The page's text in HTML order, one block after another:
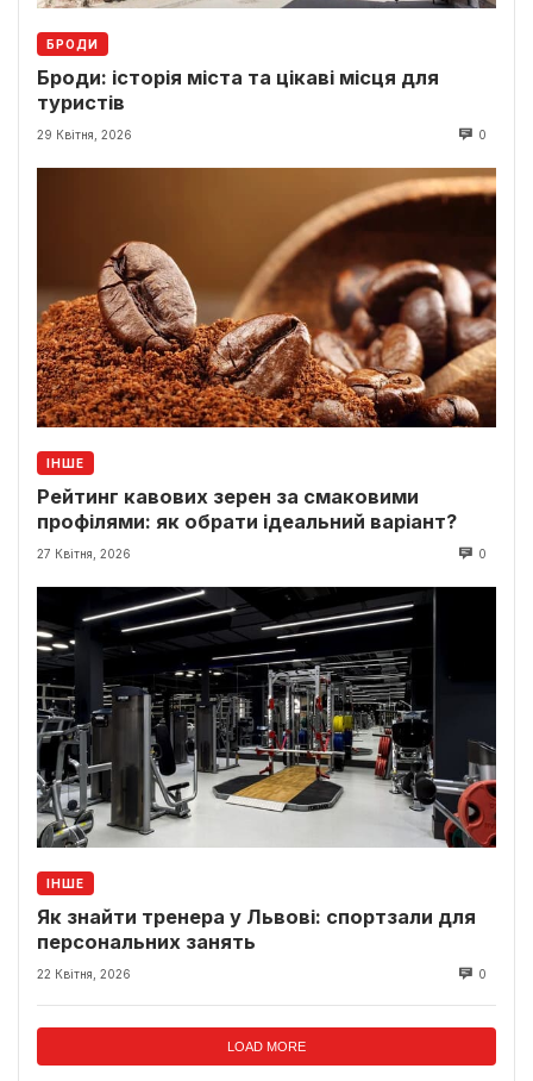
БРОДИ
Броди: історія міста та цікаві місця для
туристів
29 Квітня, 2026 0
ІНШЕ
Рейтинг кавових зерен за смаковими
профілями: як обрати ідеальний варіант?
27 Квітня, 2026 0
ІНШЕ
Як знайти тренера у Львові: спортзали для
персональних занять
22 Квітня, 2026 0
LOAD MORE